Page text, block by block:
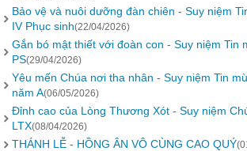
Bảo vệ và nuôi dưỡng đàn chiên - Suy niệm
IV Phục sinh(22/04/2026)
Gắn bó mật thiết với đoàn con - Suy niệm Tin
PS(29/04/2026)
Yêu mến Chúa nơi tha nhân - Suy niệm Tin
năm A(06/05/2026)
Đỉnh cao của Lòng Thương Xót - Suy niệm
LTX(08/04/2026)
THÁNH LỄ - HỒNG ÂN VÔ CÙNG CAO QUÝ